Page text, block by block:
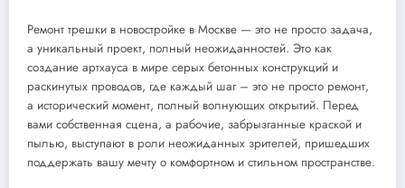
Ремонт трешки в новостройке в Москве — это не просто задача,
а уникальный проект, полный неожиданностей. Это как
создание артхауса в мире серых бетонных конструкций и
раскинутых проводов, где каждый шаг – это не просто ремонт,
а исторический момент, полный волнующих открытий. Перед
вами собственная сцена, а рабочие, забрызганные краской и
пылью, выступают в роли неожиданных зрителей, пришедших
поддержать вашу мечту о комфортном и стильном пространстве.